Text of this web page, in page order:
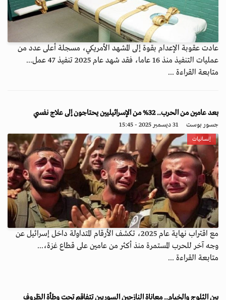
عادت عقوبة الإعدام بقوة إلى المشهد الأمريكي، مسجلة أعلى عدد من
عمليات التنفيذ منذ 16 عاما، فقد شهد عام 2025 تنفيذ 47 عمل...
متابعة القراءة ...
بعد عامين من الحرب.. 32% من الإسرائيليين يحتاجون إلى علاج نفسي
جسور بوست 31 ديسمبر 2025 - 15:45
إنسانيات
مع اقتراب نهاية عام 2025، تكشف الأرقام المتداولة داخل إسرائيل عن
وجه آخر للحرب المستمرة منذ أكثر من عامين على قطاع غزة،...
متابعة القراءة ...
بين الثلوج والخيام.. معاناة النازحين السوريين تتفاقم تحت وطأة الظروف